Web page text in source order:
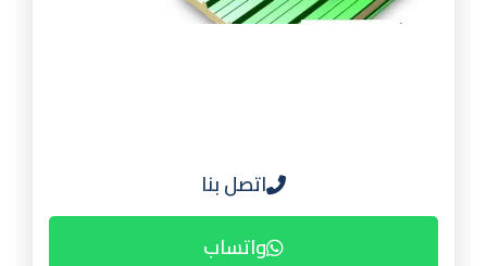
اتصل بنا
واتساب